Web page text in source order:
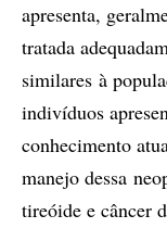
apresenta,
tratada
similares à
indivíduos
conhecimento
manejo dessa
tireóide e câncer